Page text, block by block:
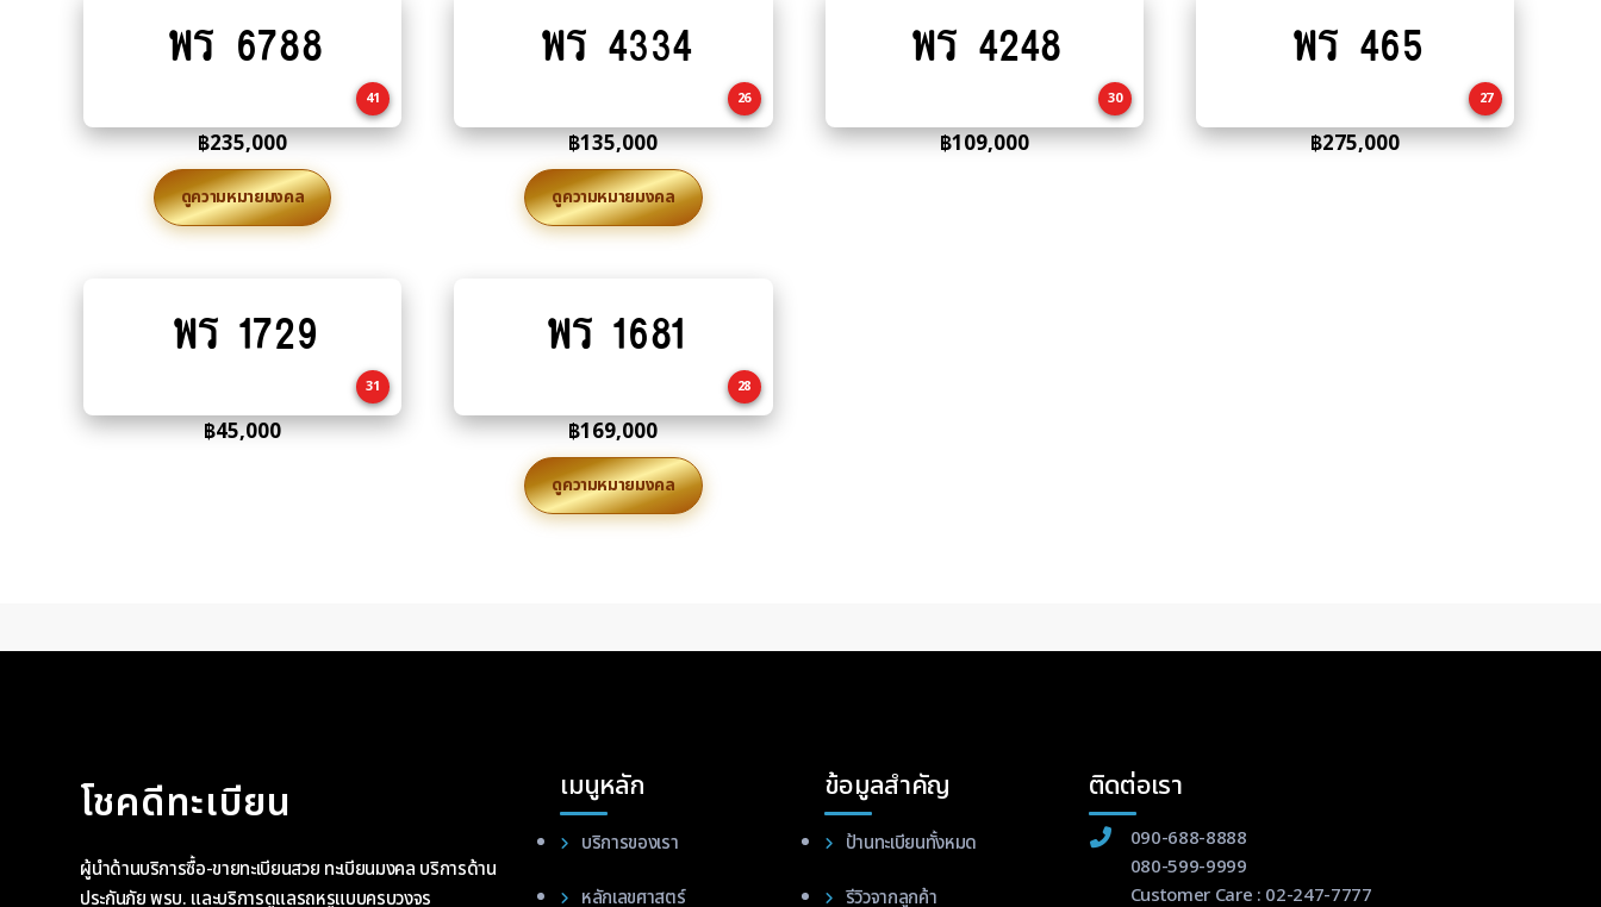
to
พร 6788
41
฿235,000
ดูความหมายมงคล
to
พร 4334
26
฿135,000
ดูความหมายมงคล
to
พร 4248
30
฿109,000
to
พร 465
27
฿275,000
to
พร 1729
31
฿45,000
to
พร 1681
28
฿169,000
ดูความหมายมงคล
โชคดีทะเบียน
ผู้นำด้านบริการซื้อ-ขายทะเบียนสวย ทะเบียนมงคล บริการด้าน
ประกันภัย พรบ. และบริการดูแลรถหรูแบบครบวงจร
เมนูหลัก
บริการของเรา
หลักเลขศาสตร์
ข้อมูลสำคัญ
ป้านทะเบียนทั้งหมด
รีวิวจากลูกค้า
ติดต่อเรา
090-688-8888
080-599-9999
Customer Care : 02-247-7777